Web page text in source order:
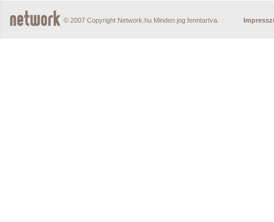
© 2007 Copyright Network.hu Minden jog fenntartva.